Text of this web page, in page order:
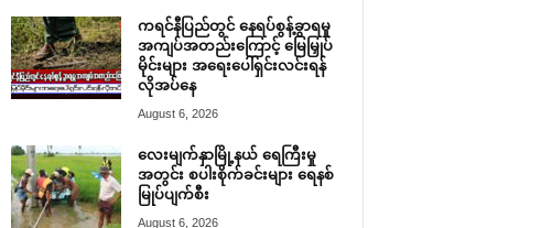
ကရင်နီပြည်တွင် နေရပ်စွန့်ခွာရမှု
အကျပ်အတည်းကြောင့် မြေမြှုပ်
မိုင်းများ အရေးပေါ်ရှင်းလင်းရန်
လိုအပ်နေ
August 6, 2026
လေးမျက်နှာမြို့နယ် ရေကြီးမှု
အတွင်း စပါးစိုက်ခင်းများ ရေနစ်
မြုပ်ပျက်စီး
August 6, 2026